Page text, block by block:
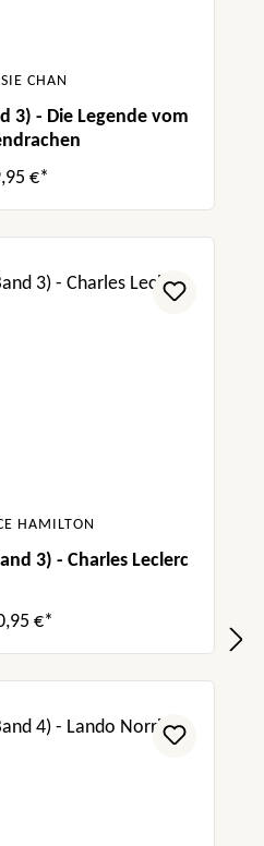
CHAN
3) - Die Legende vom
€*
HAMILTON
3) - Charles Leclerc
€*